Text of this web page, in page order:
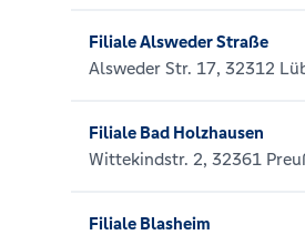
Filiale Alsweder Straße
Alsweder Str. 17, 32312
Filiale Bad Holzhausen
Wittekindstr. 2, 32361
Filiale Blasheim